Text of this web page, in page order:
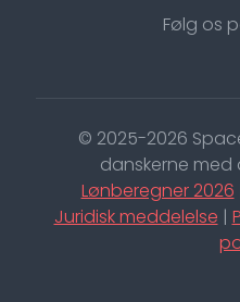
Følg os
© 2025-2026
danskerne
Lønberegner 2026
Juridisk meddelelse |